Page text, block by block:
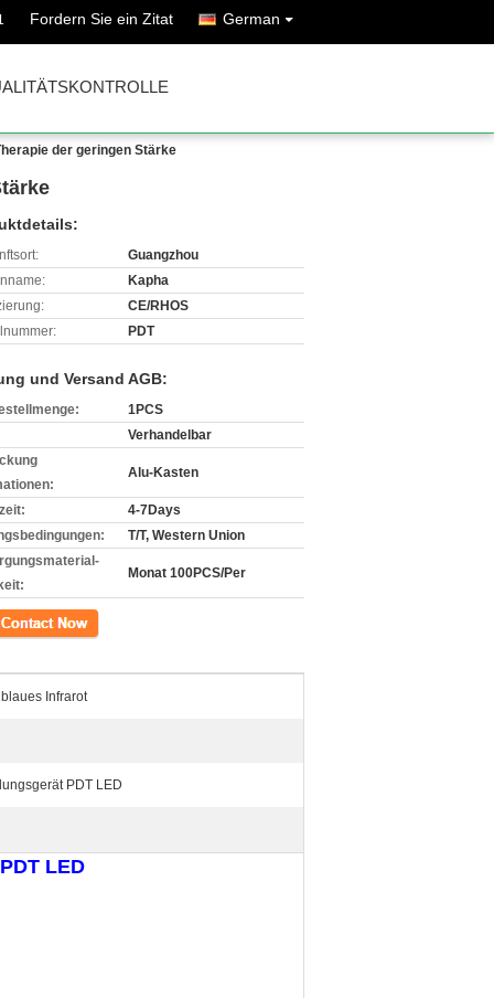
Fordern Sie ein Zitat German
der geringen Stärke
Guangzhou
Kapha
CE/RHOS
PDT
und Versand AGB:
1PCS
Verhandelbar
Alu-Kasten
4-7Days
T/T, Western Union
Monat 100PCS/Per
Infrarot
PDT LED
LED